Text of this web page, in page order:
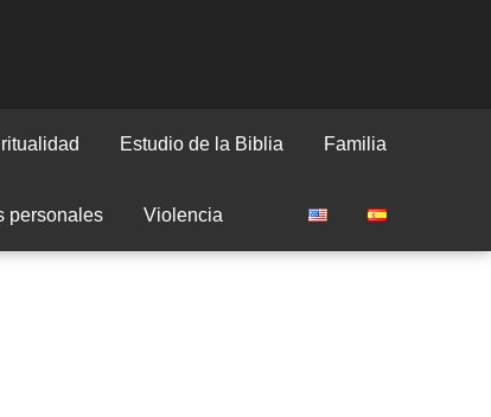
Estudio de la Biblia Familia
personales Violencia